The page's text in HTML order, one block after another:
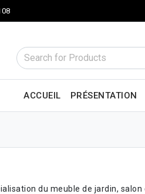
ACCUEIL PRÉSENTATION
du meuble de jardin,